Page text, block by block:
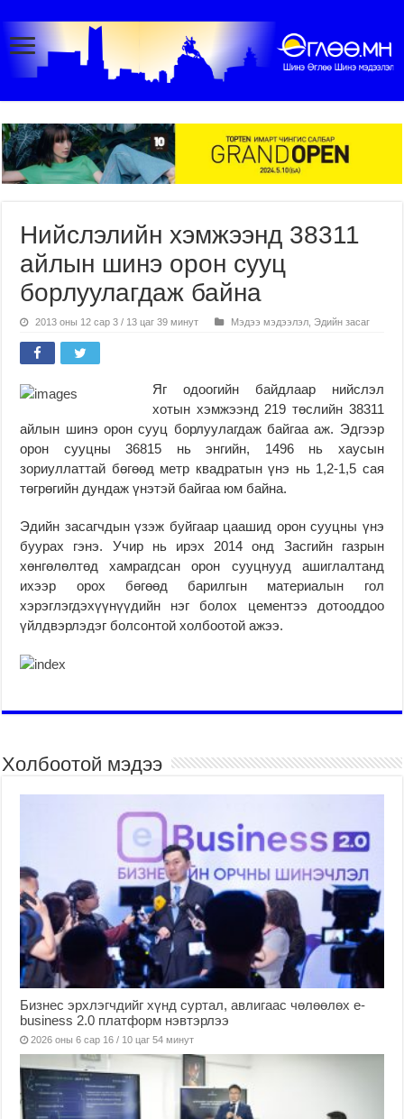
Нийслэлийн хэмжээнд 38311
айлын шинэ орон сууц
борлуулагдаж байна
2013 оны 12 сар 3 / 13 цаг 39 минут Мэдээ мэдээлэл Эдийн засаг
Яг одоогийн байдлаар нийслэл
хотын хэмжээнд 219 төслийн 38311
айлын шинэ орон сууц борлуулагдаж байгаа аж. Эдгээр
орон сууцны 36815 нь энгийн, 1496 нь хаусын
зориуллаттай бөгөөд метр квадратын үнэ нь 1,2-1,5 сая
төгрөгийн дундаж үнэтэй байгаа юм байна.
Эдийн засагчдын үзэж буйгаар цаашид орон сууцны үнэ
буурах гэнэ. Учир нь ирэх 2014 онд Засгийн газрын
хөнгөлөлтөд хамрагдсан орон сууцнууд ашиглалтанд
ихээр орох бөгөөд барилгын материалын гол
хэрэглэгдэхүүнүүдийн нэг болох цементээ дотооддоо
үйлдвэрлэдэг болсонтой холбоотой ажээ.
Холбоотой мэдээ
Бизнес эрхлэгчдийг хүнд суртал, авлигаас чөлөөлөх е-
business 2.0 платформ нэвтэрлээ
2026 оны 6 сар 16 / 10 цаг 54 минут